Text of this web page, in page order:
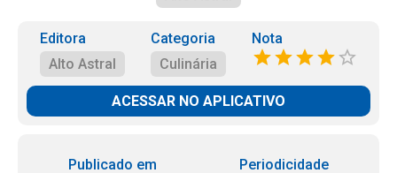
Editora
Alto Astral
Categoria
Culinária
Nota
ACESSAR NO APLICATIVO
Publicado em
Periodicidade